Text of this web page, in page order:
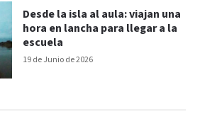
19 de Junio de 2026
Desde la isla al aula: viajan una
hora en lancha para llegar a la
escuela